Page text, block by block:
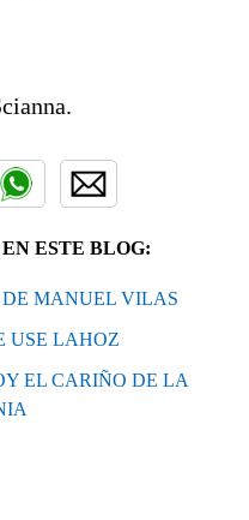
ESTE BLOG:
MANUEL VILAS
USE LAHOZ
EL CARIÑO DE LA